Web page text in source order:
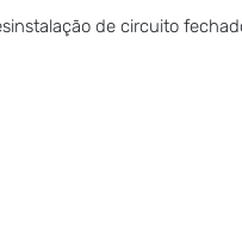
de circuito